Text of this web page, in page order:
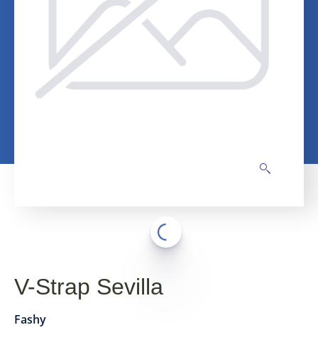
V-Strap Sevilla
Fashy